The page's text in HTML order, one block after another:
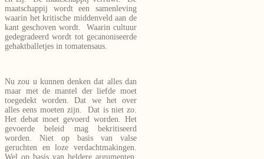
maatschappij wordt een samenleving
waarin het kritische middenveld aan de
kant geschoven wordt. Waarin cultuur
gedegradeerd wordt tot gecanoniseerde
gehaktballetjes in tomatensaus.
Nu zou u kunnen denken dat alles dan
maar met de mantel der liefde moet
toegedekt worden. Dat we het over
alles eens moeten zijn. Dat is niet zo.
Het debat moet gevoerd worden. Het
gevoerde beleid mag bekritiseerd
worden. Niet op basis van valse
geruchten en loze verdachtmakingen.
Wel op basis van heldere argumenten.